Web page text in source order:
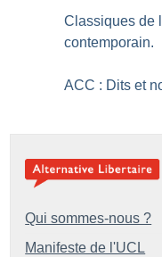
Classiques de
contemporain.
ACC : Dits et
Qui sommes-nous ?
Manifeste de l'UCL